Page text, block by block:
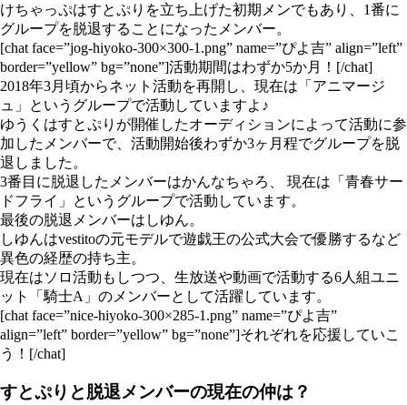
けちゃっぷはすとぷりを立ち上げた初期メンでもあり、1番に
グループを脱退することになったメンバー。
[chat face=”jog-hiyoko-300×300-1.png” name=”ぴよ吉” align=”left”
border=”yellow” bg=”none”]活動期間はわずか5か月！[/chat]
2018年3月頃からネット活動を再開し、現在は「アニマージ
ュ」というグループで活動していますよ♪
ゆうくはすとぷりが開催したオーディションによって活動に参
加したメンバーで、活動開始後わずか3ヶ月程でグループを脱
退しました。
3番目に脱退したメンバーはかんなちゃろ、 現在は「青春サー
ドフライ」というグループで活動しています。
最後の脱退メンバーはしゆん。
しゆんはvestitoの元モデルで遊戯王の公式大会で優勝するなど
異色の経歴の持ち主。
現在はソロ活動もしつつ、生放送や動画で活動する6人組ユニ
ット「騎士A」のメンバーとして活躍しています。
[chat face=”nice-hiyoko-300×285-1.png” name=”ぴよ吉”
align=”left” border=”yellow” bg=”none”]それぞれを応援していこ
う！[/chat]
すとぷりと脱退メンバーの現在の仲は？